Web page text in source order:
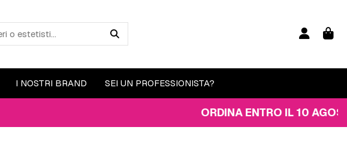
I NOSTRI BRAND SEI UN PROFESSIONISTA?
ORDINA ENTRO IL 10 AGOSTO